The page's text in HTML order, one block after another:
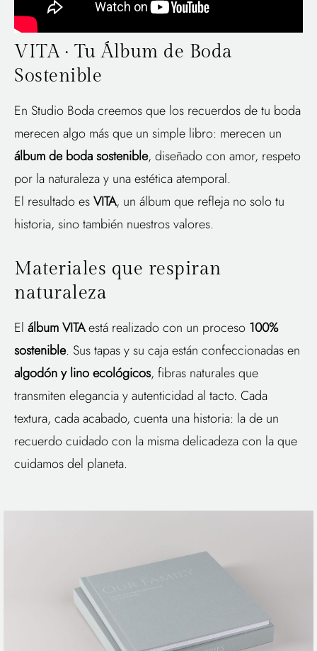
VITA · Tu Álbum de Boda
Sostenible
En Studio Boda creemos que los recuerdos de tu boda
merecen algo más que un simple libro: merecen un
álbum de boda sostenible, diseñado con amor, respeto
por la naturaleza y una estética atemporal.
El resultado esVITA, un álbum que refleja no solo tu
historia, sino también nuestros valores.
Materiales que respiran
naturaleza
El álbum VITAestá realizado con un proceso 100%
sostenible. Sus tapas y su caja están confeccionadas en
algodón y lino ecológicos, fibras naturales que
transmiten elegancia y autenticidad al tacto. Cada
textura, cada acabado, cuenta una historia: la de un
recuerdo cuidado con la misma delicadeza con la que
cuidamos del planeta.